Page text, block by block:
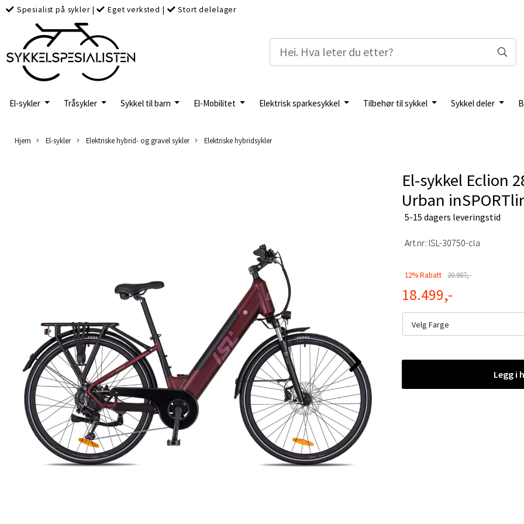
Spesialist på sykler| Eget verksted | Stort delelager
El-sykler Tråsykler Sykkel til barn El-Mobilitet Elektrisk sparkesykkel Tilbehør til sykkel Sykkel deler
Hjem El-sykler Elektriske hybrid- og gravel sykler Elektriske hybridsykler
El-sykkel Eclion
Urban
5-15 dagers leveringstid
Art.nr: ISL-30750-cla
12% Rabatt 20.987,-
18.499,-
Velg Farge
Legg i